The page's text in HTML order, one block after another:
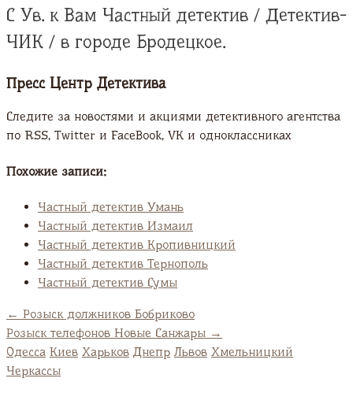
С Ув. к Вам Частный детектив / Детектив-
ЧИК / в городе Бродецкое.
Пресс Центр Детектива
Следите за новостями и акциями детективного агентства
по RSS, Twitter и FaсeBook, VK и одноклассниках
Похожие записи:
Частный детектив Умань
Частный детектив Измаил
Частный детектив Кропивницкий
Частный детектив Тернополь
Частный детектив Сумы
← Розыск должников Бобриково
Розыск телефонов Новые Санжары →
Одесса Киев Харьков Днепр Львов Хмельницкий
Черкассы